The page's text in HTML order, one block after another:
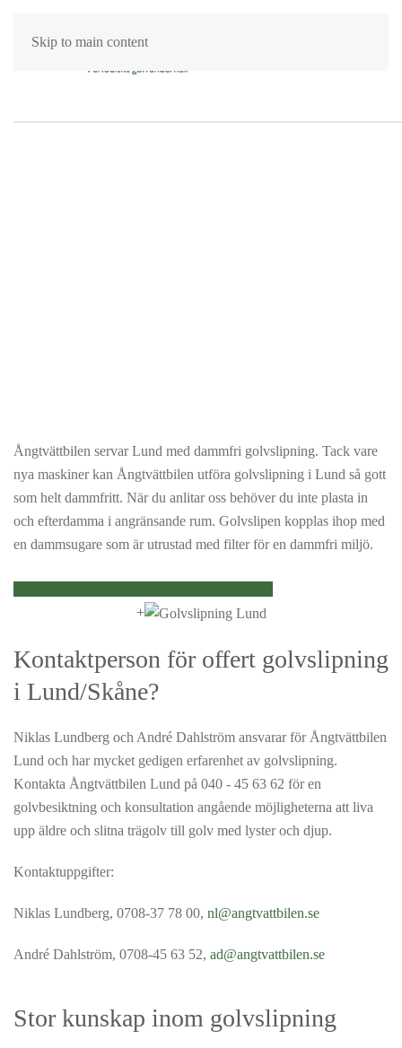
Skip to main content
Ångtvättbilen servar Lund med dammfri golvslipning. Tack vare
nya maskiner kan Ångtvättbilen utföra golvslipning i Lund så gott
som helt dammfritt. När du anlitar oss behöver du inte plasta in
och efterdamma i angränsande rum. Golvslipen kopplas ihop med
en dammsugare som är utrustad med filter för en dammfri miljö.
+
Kontaktperson för offert golvslipning
i Lund/Skåne?
Niklas Lundberg och André Dahlström ansvarar för Ångtvättbilen
Lund och har mycket gedigen erfarenhet av golvslipning.
Kontakta Ångtvättbilen Lund på 040 - 45 63 62 för en
golvbesiktning och konsultation angående möjligheterna att liva
upp äldre och slitna trägolv till golv med lyster och djup.
Kontaktuppgifter:
Niklas Lundberg, 0708-37 78 00, nl@angtvattbilen.se
André Dahlström, 0708-45 63 52, ad@angtvattbilen.se
Stor kunskap inom golvslipning